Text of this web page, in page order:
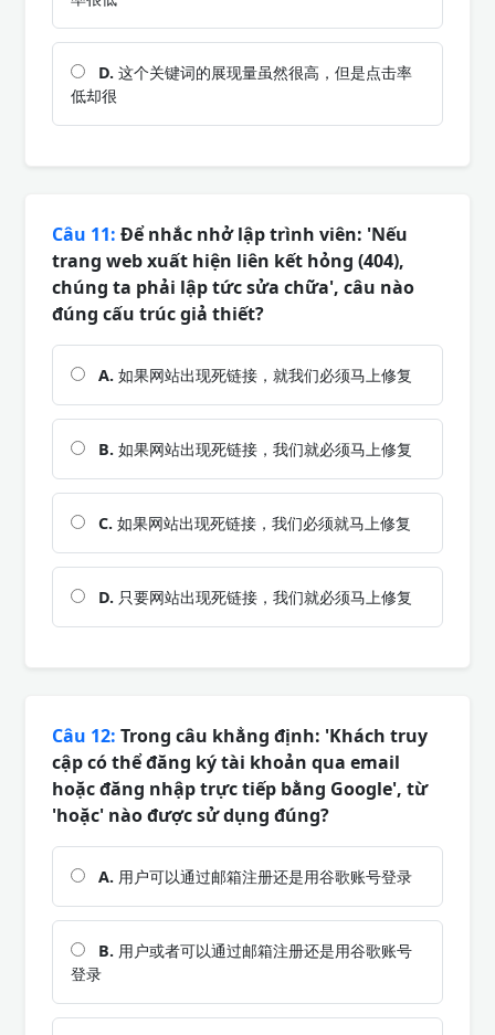
D. 这个关键词的展现量虽然很高，但是点击率
低却很
Câu 11: Để nhắc nhở lập trình viên: 'Nếu
trang web xuất hiện liên kết hỏng (404),
chúng ta phải lập tức sửa chữa', câu nào
đúng cấu trúc giả thiết?
A. 如果网站出现死链接，就我们必须马上修复
B. 如果网站出现死链接，我们就必须马上修复
C. 如果网站出现死链接，我们必须就马上修复
D. 只要网站出现死链接，我们就必须马上修复
Câu 12: Trong câu khẳng định: 'Khách truy
cập có thể đăng ký tài khoản qua email
hoặc đăng nhập trực tiếp bằng Google', từ
'hoặc' nào được sử dụng đúng?
A. 用户可以通过邮箱注册还是用谷歌账号登录
B. 用户或者可以通过邮箱注册还是用谷歌账号
登录